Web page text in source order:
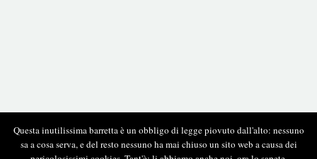
Questa inutilissima barretta è un obbligo di legge piovuto dall'alto: nessuno
sa a cosa serva, e del resto nessuno ha mai chiuso un sito web a causa dei